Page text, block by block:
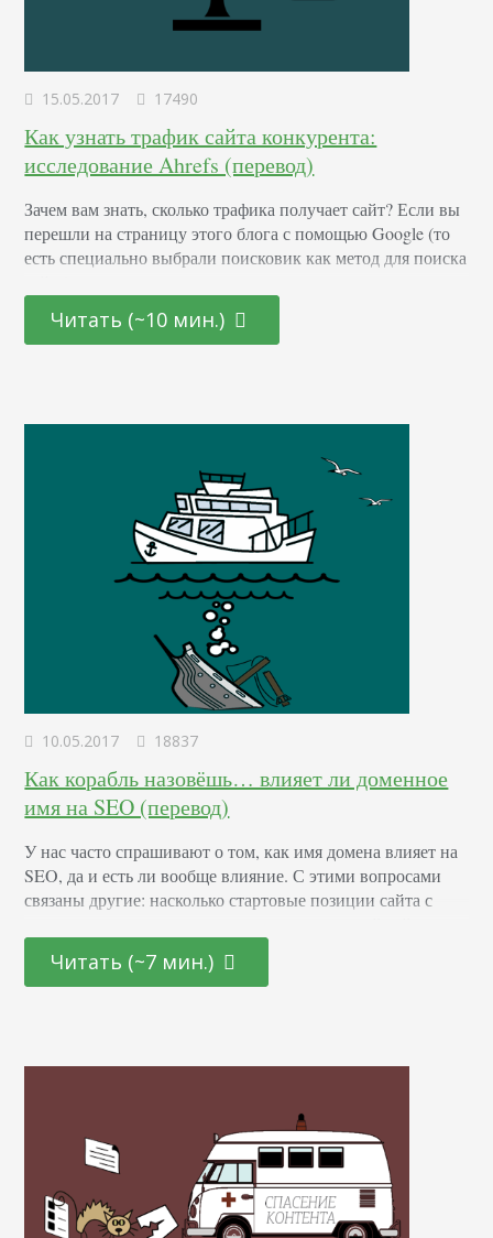
15.05.2017 17490
Как узнать трафик сайта конкурента:
исследование Ahrefs (перевод)
Зачем вам знать, сколько трафика получает сайт? Если вы
перешли на страницу этого блога с помощью Google (то
есть специально выбрали поисковик как метод для поиска
исследования конкурентов. Зачем? Потому что, когда вы
планируете войти в определенную нишу (например, в
Читать (~10 мин.)
10.05.2017 18837
Как корабль назовёшь… влияет ли доменное
имя на SEO (перевод)
У нас часто спрашивают о том, как имя домена влияет на
SEO, да и есть ли вообще влияние. С этими вопросами
связаны другие: насколько стартовые позиции сайта с
брендом в адресе, различается ли влияние доменного
имени в зависимости от локации, зачем использовать
Читать (~7 мин.)